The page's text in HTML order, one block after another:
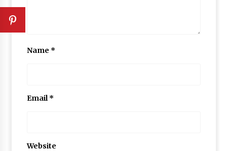
Name *
Email*
Website